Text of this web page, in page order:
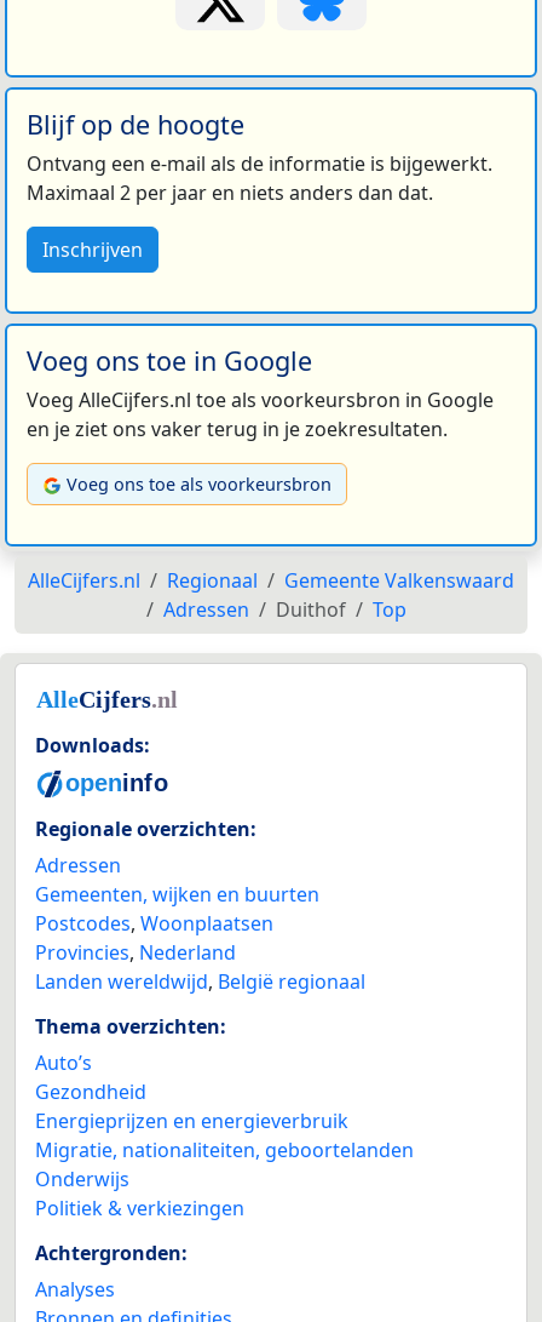
Blijf op de hoogte
Ontvang een e-mail als de informatie is bijgewerkt.
Maximaal 2 per jaar en niets anders dan dat.
Inschrijven
Voeg ons toe in Google
Voeg AlleCijfers.nl toe als voorkeursbron in Google
en je ziet ons vaker terug in je zoekresultaten.
Voeg ons toe als voorkeursbron
AlleCijfers.nl Regionaal
Gemeente Valkenswaard
Adressen
Duithof Top
Downloads:
Regionale overzichten:
Adressen
Gemeenten, wijken en buurten
Postcodes, Woonplaatsen
Provincies, Nederland
Landen wereldwijd, België regionaal
Thema overzichten:
Auto’s
Gezondheid
Energieprijzen en energieverbruik
Migratie, nationaliteiten, geboortelanden
Onderwijs
Politiek & verkiezingen
Achtergronden:
Analyses